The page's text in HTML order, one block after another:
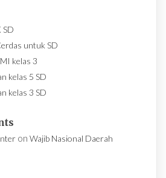
SD
untuk SD
kelas 3
kelas 5 SD
kelas 3 SD
on Wajib Nasional Daerah